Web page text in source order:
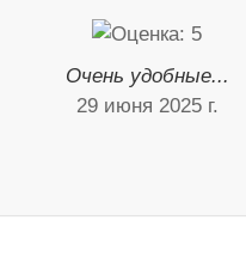
Очень удобные...
29 июня 2025 г.